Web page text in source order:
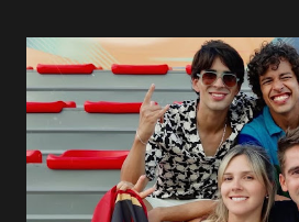
confessa a Gabriel que ele
pessoa que ela tanto desejou
entra no quarto de Gabriel e
encontro deles, quando conseguir
Paula sobre a suposta infidelidade de
Rogerio consegue se livrar de todas